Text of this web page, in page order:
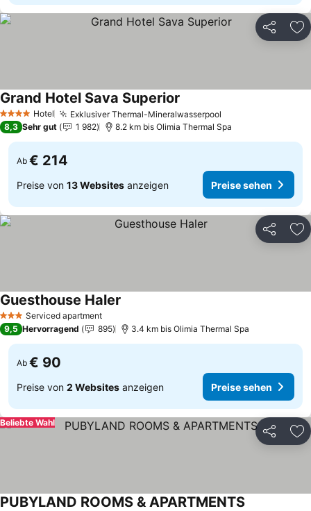
Teilen
4 Sterne Hotel Exklusiver Thermal-Mineralwasserpool
Grand Hotel Sava Superior
8,3 Sehr gut 1 982 8.2 km bis Olimia Thermal Spa
Ab € 214
Preise von 13 Websites anzeigen Preise sehen
Teilen
3 SterneServiced apartment
Guesthouse Haler
9,5 Hervorragend 895 3.4 km bis Olimia Thermal Spa
Ab € 90
Preise von 2 Websites anzeigen Preise sehen
Teilen
Beliebte Wahl
PUBYLAND ROOMS & APARTMENTS